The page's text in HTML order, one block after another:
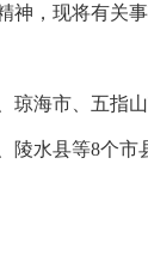
神，现将有关事
琼海市、五指
陵水县等8个市